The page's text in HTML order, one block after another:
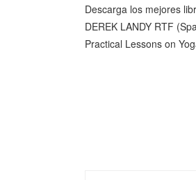
Descarga los mejores
DEREK LANDY RTF
Practical Lessons on